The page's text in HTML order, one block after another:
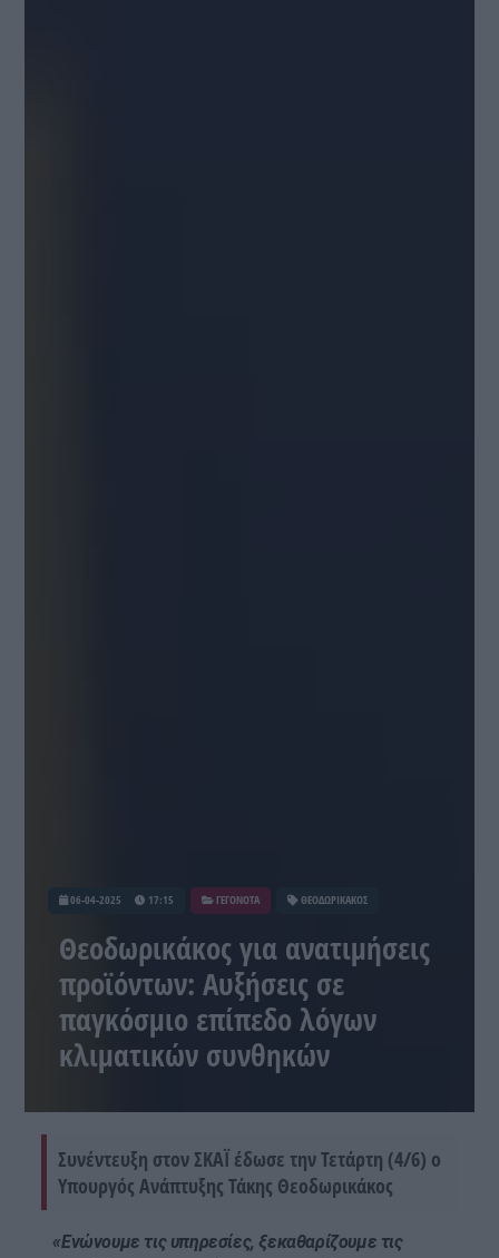
06-04-2025 17:15 ΓΕΓΟΝΟΤΑ ΘΕΟΔΩΡΙΚΑΚΟΣ
Θεοδωρικάκος για ανατιμήσεις
προϊόντων: Αυξήσεις σε
παγκόσμιο επίπεδο λόγων
κλιματικών συνθηκών
Συνέντευξη στον ΣΚΑΪ έδωσε την Τετάρτη (4/6) ο
Υπουργός Ανάπτυξης Τάκης Θεοδωρικάκος
«Ενώνουμε τις υπηρεσίες, ξεκαθαρίζουμε τις